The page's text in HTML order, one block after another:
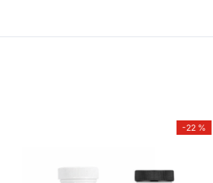
-22 %